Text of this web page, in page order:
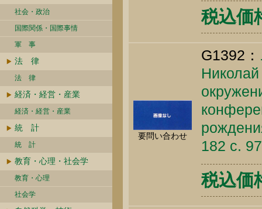
社会・政治
国際関係・国際事情
軍 事
法 律
法 律
経済・経営・産業
経済・経営・産業
統 計
統 計
教育・心理・社会学
教育・心理
社会学
税込価
要問い合わせ
G1392：
Николай
182 c.
税込価